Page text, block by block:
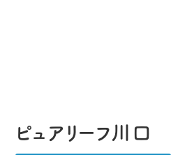
ピュアリーフ川口